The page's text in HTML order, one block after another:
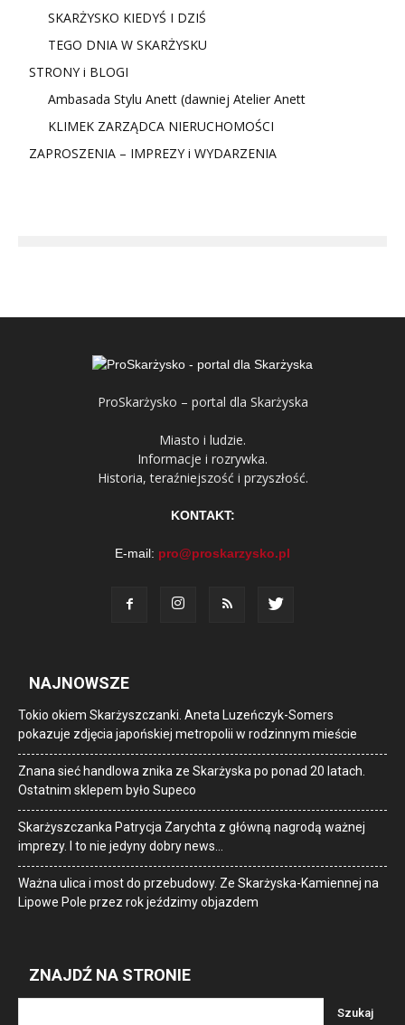
SKARŻYSKO KIEDYŚ I DZIŚ
TEGO DNIA W SKARŻYSKU
STRONY i BLOGI
Ambasada Stylu Anett (dawniej Atelier Anett
KLIMEK ZARZĄDCA NIERUCHOMOŚCI
ZAPROSZENIA – IMPREZY i WYDARZENIA
ProSkarżysko – portal dla Skarżyska
Miasto i ludzie.
Informacje i rozrywka.
Historia, teraźniejszość i przyszłość.
KONTAKT:
E-mail: pro@proskarzysko.pl
NAJNOWSZE
Tokio okiem Skarżyszczanki. Aneta Luzeńczyk-Somers
pokazuje zdjęcia japońskiej metropolii w rodzinnym mieście
Znana sieć handlowa znika ze Skarżyska po ponad 20 latach.
Ostatnim sklepem było Supeco
Skarżyszczanka Patrycja Zarychta z główną nagrodą ważnej
imprezy. I to nie jedyny dobry news…
Ważna ulica i most do przebudowy. Ze Skarżyska-Kamiennej na
Lipowe Pole przez rok jeździmy objazdem
ZNAJDŹ NA STRONIE